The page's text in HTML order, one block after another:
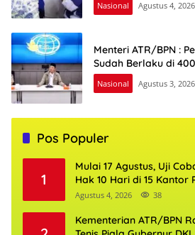
Nasional Agustus 4, 2026
Menteri ATR/BPN :
Sudah Berlaku di
Nasional Agustus 3, 2026
Pos Populer
1
Mulai 17 Agustus, Uji
Hak 10 Hari di 15 Kantor
Agustus 4, 2026 38
Kementerian ATR/BPN